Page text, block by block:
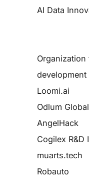
AI Data
Loomi.ai
Odlum
AngelHack
Cogilex R&D
muarts.tech
Robauto